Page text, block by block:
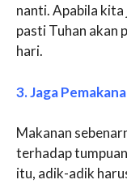
nanti. Apabila kita
pasti Tuhan akan
hari.
3. Jaga
Makanan
terhadap
itu, adik-adik